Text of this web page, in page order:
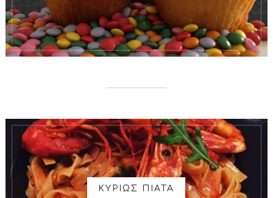
ΚΥΡΙΩΣ ΠΙΑΤΑ